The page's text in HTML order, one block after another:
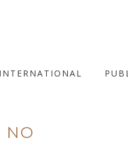
INTERNATIONAL
NO